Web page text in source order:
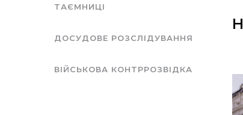
ТАЄМНИЦІ
ДОСУДОВЕ РОЗСЛІДУВАННЯ
ВІЙСЬКОВА КОНТРРОЗВІДКА